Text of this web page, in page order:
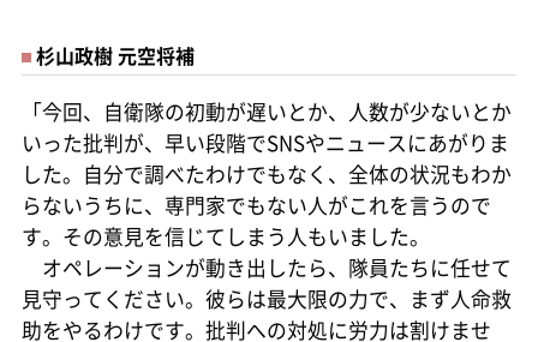
杉山政樹 元空将補
「今回、自衛隊の初動が遅いとか、人数が少ないとか
いった批判が、早い段階でSNSやニュースにあがりま
した。自分で調べたわけでもなく、全体の状況もわか
らないうちに、専門家でもない人がこれを言うので
す。その意見を信じてしまう人もいました。
オペレーションが動き出したら、隊員たちに任せて
見守ってください。彼らは最大限の力で、まず人命救
助をやるわけです。批判への対処に労力は割けませ